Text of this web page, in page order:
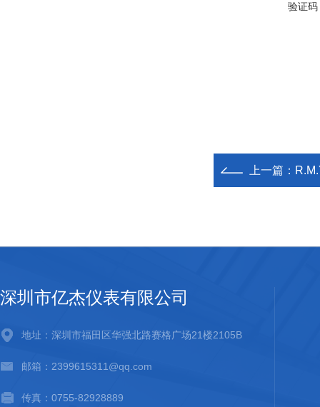
验证码
上一篇：
深圳市亿杰仪表有限公司
地址：深圳市福田区华强北路赛格广场21楼2105B
邮箱：2399615311@qq.com
传真：0755-82928889